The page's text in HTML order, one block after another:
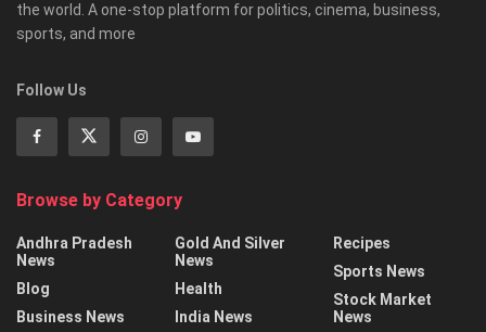
the world. A one-stop platform for politics, cinema, business,
sports, and more
Follow Us
Browse by Category
Andhra Pradesh
News
Blog
Business News
Gold And Silver
News
Health
India News
Recipes
Sports News
Stock Market
News